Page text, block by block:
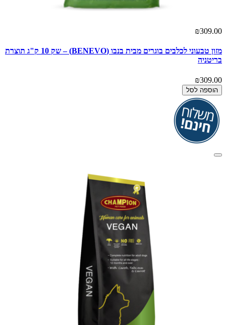
₪309.00
מזון טבעוני לכלבים בוגרים מבית בנבו (BENEVO) – שק 10 ק"ג תוצרת
בריטניה
₪309.00
הוספה לסל